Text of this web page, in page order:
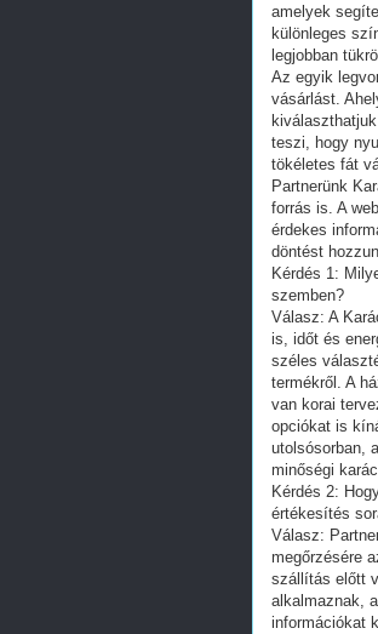
amelyek
különleges
legjobban
Az egyik
vásárlást.
teszi, hogy
tökéletes fát
Partnerünk
forrás is. A
érdekes
döntést
Kérdés 1:
szemben?
Válasz: A
is, időt és
széles
termékről. A
van korai
opciókat is
utolsósorban,
minőségi
Kérdés 2:
értékesítés
Válasz:
megőrzésére
szállítás előtt
alkalmaznak,
információkat